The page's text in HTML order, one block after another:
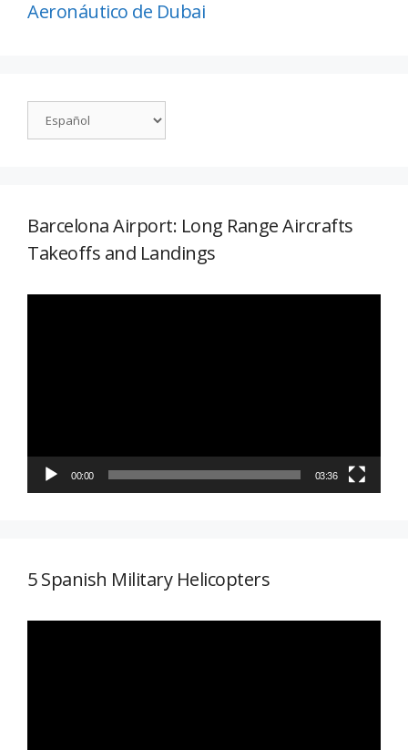
Aeronáutico de Dubai
Barcelona Airport: Long Range Aircrafts
Takeoffs and Landings
00:00 03:36
5 Spanish Military Helicopters